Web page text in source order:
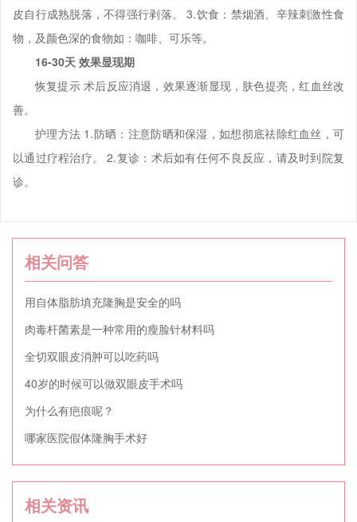
皮自行成熟脱落，不得强行剥落。 3.饮食：禁烟酒、辛辣刺激性食
物，及颜色深的食物如：咖啡、可乐等。
16-30天 效果显现期
恢复提示 术后反应消退，效果逐渐显现，肤色提亮，红血丝改
善。
护理方法 1.防晒：注意防晒和保湿，如想彻底祛除红血丝，可
以通过疗程治疗。 2.复诊：术后如有任何不良反应，请及时到院复
诊。
相关问答
用自体脂肪填充隆胸是安全的吗
肉毒杆菌素是一种常用的瘦脸针材料吗
全切双眼皮消肿可以吃药吗
40岁的时候可以做双眼皮手术吗
为什么有疤痕呢？
哪家医院假体隆胸手术好
相关资讯